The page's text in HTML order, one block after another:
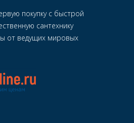
покупку с быстрой
сантехнику
от ведущих мировых